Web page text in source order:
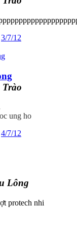
3/7/12
ung ho
4/7/12
Lông
protech nhi